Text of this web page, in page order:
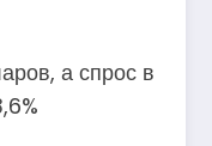
а спрос в